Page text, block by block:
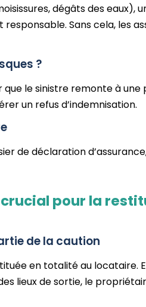
dégâts des eaux),
Sans cela, les
?
le sinistre remonte à
un refus d’indemnisation.
de déclaration
pour la
de la caution
en totalité au locataire.
lieux de sortie, le